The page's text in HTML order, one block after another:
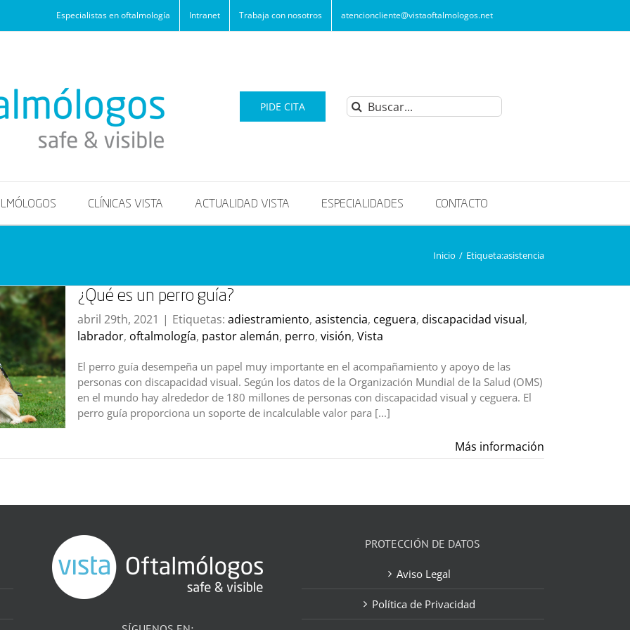
Especialistas en oftalmología Intranet Trabaja con nosotros atencioncliente@vistaoftalmologos.net
PIDE CITA Buscar:
CLÍNICAS VISTA ACTUALIDAD VISTA ESPECIALIDADES CONTACTO
Inicio / Etiqueta:asistencia
¿Qué es un perro guía?
abril 29th, 2021 | Etiquetas: adiestramiento, asistencia, ceguera, discapacidad visual,
labrador, oftalmología, pastor alemán, perro, visión, Vista
El perro guía desempeña un papel muy importante en el acompañamiento y apoyo de las
personas con discapacidad visual. Según los datos de la Organización Mundial de la Salud (OMS)
en el mundo hay alrededor de 180 millones de personas con discapacidad visual y ceguera. El
perro guía proporciona un soporte de incalculable valor para [...]
Más información
PROTECCIÓN DE DATOS
Aviso Legal
Política de Privacidad